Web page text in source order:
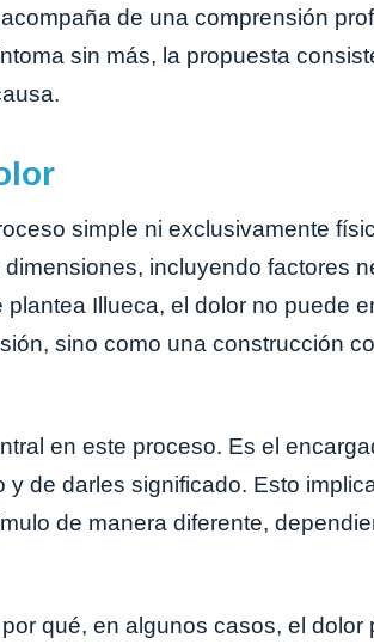
de una comprensión
sin más, la propuesta
simple ni exclusivamente
incluyendo factores
Illueca, el dolor no puede
sino como una construcción
en este proceso. Es el
de darles significado. Esto
de manera diferente,
qué, en algunos casos, el dolor